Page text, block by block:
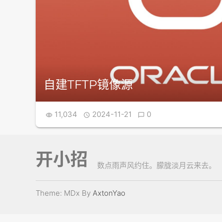
自建TFTP镜像源
 11,034  2024-11-21  0
开小招 数点雨声风约住。朦胧淡月云来去。
Theme: MDx By AxtonYao